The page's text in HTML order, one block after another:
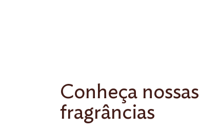
Conheça nossas
fragrâncias